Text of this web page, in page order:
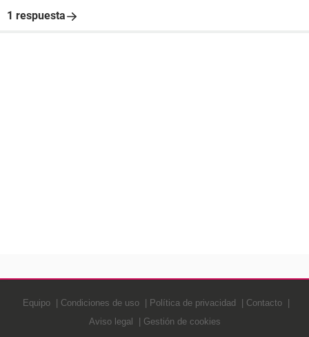
1 respuesta
Equipo Condiciones de uso Política de privacidad
Contacto
Aviso legal
Gestión de cookies